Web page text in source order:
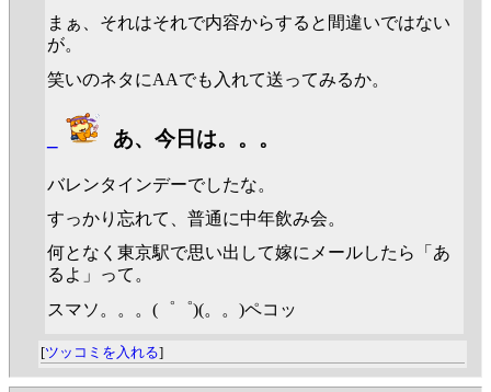
まぁ、それはそれで内容からすると間違いではない
が。
笑いのネタにAAでも入れて送ってみるか。
あ、今日は。。。
バレンタインデーでしたな。
すっかり忘れて、普通に中年飲み会。
何となく東京駅で思い出して嫁にメールしたら「あ
るよ」って。
スマソ。。。(゜゜)(。。)ペコッ
[ツッコミを入れる]